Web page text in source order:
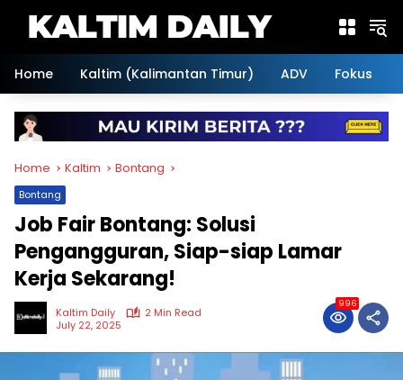
Home
Kaltim (Kalimantan Timur) ADV Fokus
Home Kaltim Bontang
Bontang
Job Fair Bontang: Solusi
Pengangguran, Siap-siap Lamar
Kerja Sekarang!
Kaltim Daily
2 Min Read
July 22, 2025
996